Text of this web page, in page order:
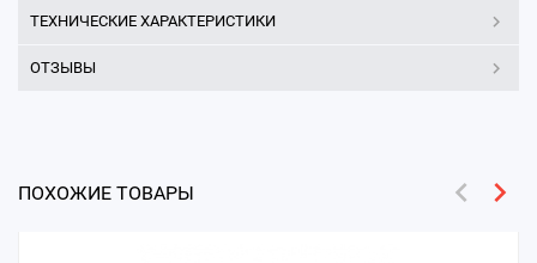
ТЕХНИЧЕСКИЕ ХАРАКТЕРИСТИКИ
ОТЗЫВЫ
ПОХОЖИЕ ТОВАРЫ